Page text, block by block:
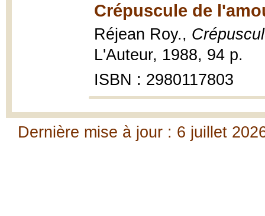
Crépuscule de
Réjean Roy.,
L'Auteur, 1988, 94 p.
ISBN : 2980117803
Dernière mise à jour : 6 juillet